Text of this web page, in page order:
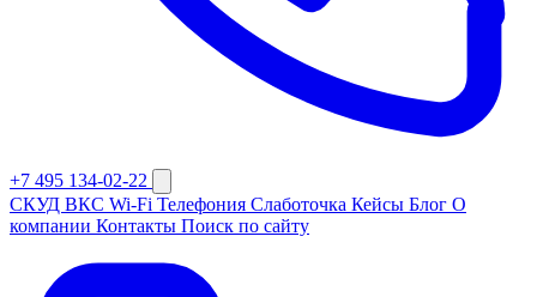
+7 495 134-02-22
СКУД ВКС Wi-Fi Телефония Слаботочка Кейсы Блог О
компании Контакты Поиск по сайту